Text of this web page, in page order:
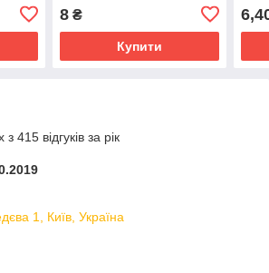
8₴
Купити
415 відгуків за рік
1, Київ, Україна